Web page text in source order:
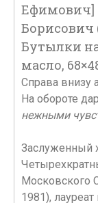
Ефимович]
Борисович
Бутылки на
масло,
Справа внизу
На обороте
нежными
Заслуженный
Московского
1981),